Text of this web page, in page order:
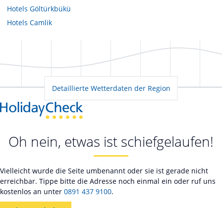
Hotels Göltürkbükü
Hotels Camlik
Detaillierte Wetterdaten der Region
Oh nein, etwas ist schiefgelaufen!
Vielleicht wurde die Seite umbenannt oder sie ist gerade nicht
erreichbar. Tippe bitte die Adresse noch einmal ein oder ruf uns
kostenlos an unter 0891 437 9100.